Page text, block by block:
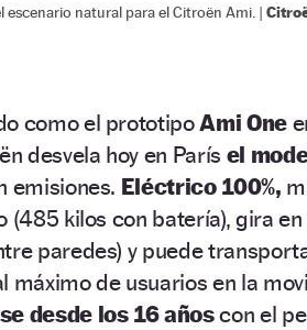
escenario natural para el Citroën Ami. |
como el prototipoAmi One
desvela hoy en París el
emisiones. Eléctrico 100%,
(485 kilos con batería), gira
paredes) y puede
máximo de usuarios en la
desde los 16 añoscon el